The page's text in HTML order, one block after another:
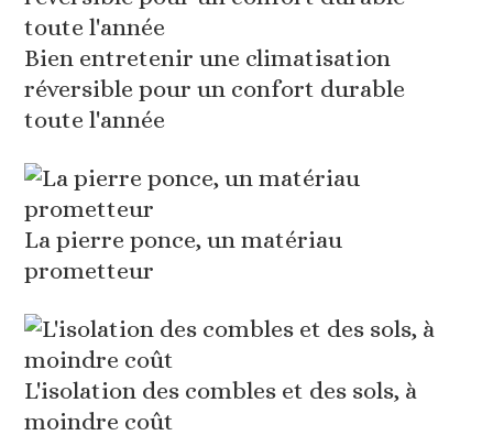
Bien entretenir une climatisation
réversible pour un confort durable
toute l'année
La pierre ponce, un matériau
prometteur
L'isolation des combles et des sols, à
moindre coût